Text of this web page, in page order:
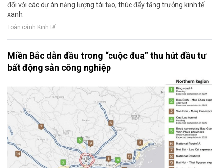
đối với các dự án năng lượng tái tạo, thúc đẩy tăng trưởng kinh tế
xanh.
Toàn cảnh Kinh tế
Miền Bắc dẫn đầu trong “cuộc đua” thu hút đầu tư
bất động sản công nghiệp